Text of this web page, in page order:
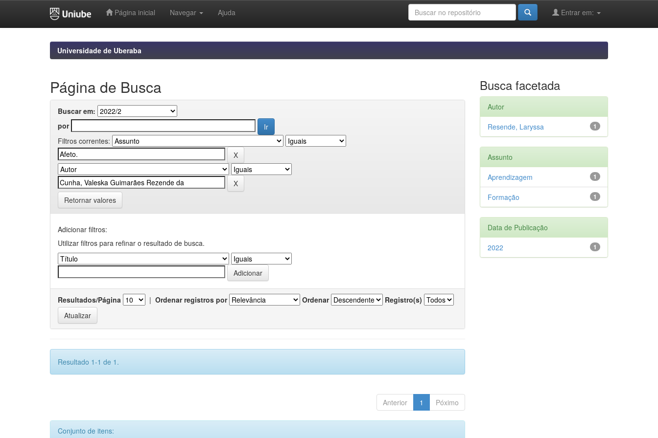
Página inicial Navegar Ajuda Entrar em:
Universidade de Uberaba
Página de Busca
Buscar em:
por
Filtros correntes:
Retornar valores
Adicionar filtros:
Utilizar filtros para refinar o resultado de busca.
Resultados/Página | Ordenar registros por Ordenar Registro(s)
Resultado 1-1 de 1.
Anterior 1 Póximo
Conjunto de itens:
Busca facetada
Autor
1
Resende, Laryssa
Assunto
1
Aprendizagem
1
Formação
Data de Publicação
1
2022